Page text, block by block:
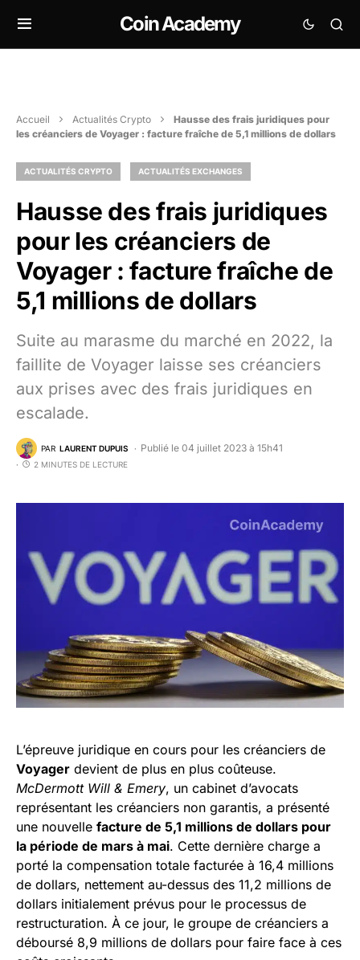
Coin Academy
Accueil Actualités Crypto
Hausse des frais juridiques pour
les créanciers de Voyager : facture fraîche de 5,1 millions de dollars
ACTUALITÉS CRYPTO ACTUALITÉS EXCHANGES
Hausse des frais juridiques
pour les créanciers de
Voyager : facture fraîche de
5,1 millions de dollars
Suite au marasme du marché en 2022, la
faillite de Voyager laisse ses créanciers
aux prises avec des frais juridiques en
escalade.
PAR LAURENT DUPUIS Publié le 04 juillet 2023 à 15h41
2 MINUTES DE LECTURE
L’épreuve juridique en cours pour les créanciers de
Voyager devient de plus en plus coûteuse.
McDermott Will & Emery, un cabinet d’avocats
représentant les créanciers non garantis, a présenté
une nouvelle facture de 5,1 millions de dollars pour
la période de mars à mai. Cette dernière charge a
porté la compensation totale facturée à 16,4 millions
de dollars, nettement au-dessus des 11,2 millions de
dollars initialement prévus pour le processus de
restructuration. À ce jour, le groupe de créanciers a
déboursé 8,9 millions de dollars pour faire face à ces